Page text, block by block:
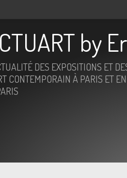
ACTUART by
DES EXPOSITIONS ET
CONTEMPORAIN À PARIS ET